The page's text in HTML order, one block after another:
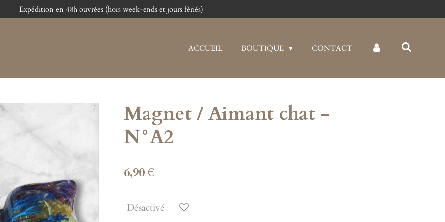
Expédition en 48h ouvrées (hors week-ends et jours fériés)
ACCUEIL BOUTIQUE CONTACT
Magnet / Aimant chat -
N°A2
6,90 €
Désactivé